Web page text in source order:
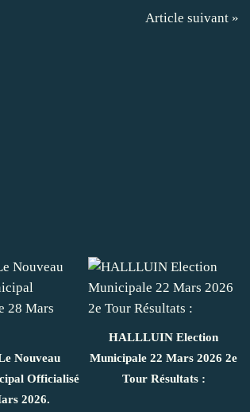
Article suivant »
Nouveau
Officialisé
2026.
HALLLUIN Election
Municipale 22 Mars 2026 2e
Tour Résultats :